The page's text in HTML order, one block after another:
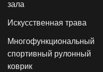
зала
Искусственная трава
Многофункциональный
спортивный рулонный
коврик